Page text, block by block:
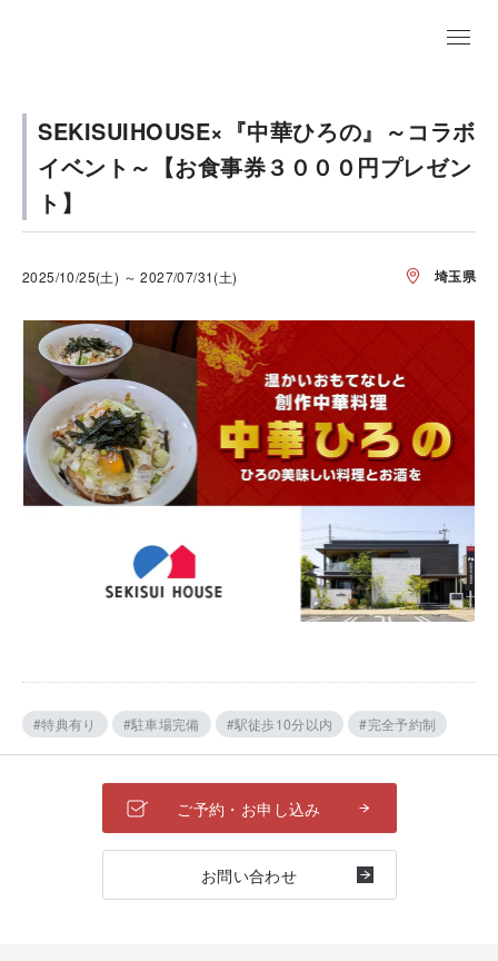
SEKISUIHOUSE×『中華ひろの』～コラボ
イベント～【お食事券３０００円プレゼン
ト】
2025/10/25(土) ～ 2027/07/31(土) 埼玉県
#特典有り #駐車場完備 #駅徒歩10分以内 #完全予約制
ご予約・お申し込み
お問い合わせ